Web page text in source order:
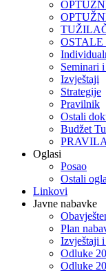
Seminari
Izvještaji
Strategije
Pravilnik
Ostali
Budžet
Oglasi
Posao
Ostali
Linkovi
Javne nabavke
Plan
Izvještaji
Odluke
Odluke